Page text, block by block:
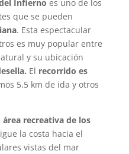
Infierno es uno de los
que se pueden
. Esta espectacular
es muy popular entre
y su ubicación
El recorrido es
5,5 km de ida y otros
área recreativa de los
la costa hacia el
vistas del mar